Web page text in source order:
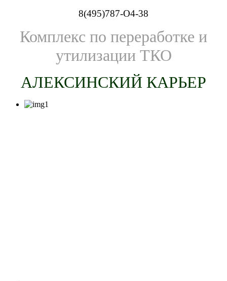
8(495)787-O4-38
Комплекс по переработке и
утилизации ТКО
АЛЕКСИНСКИЙ КАРЬЕР